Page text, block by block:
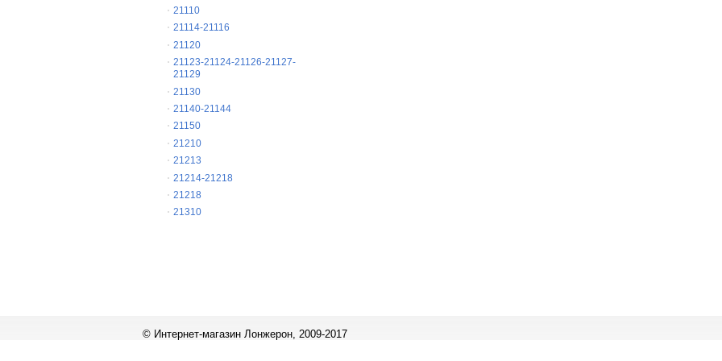
21110
21114-21116
21120
21123-21124-21126-21127-
21129
21130
21140-21144
21150
21210
21213
21214-21218
21218
21310
© Интернет-магазин Лонжерон, 2009-2017